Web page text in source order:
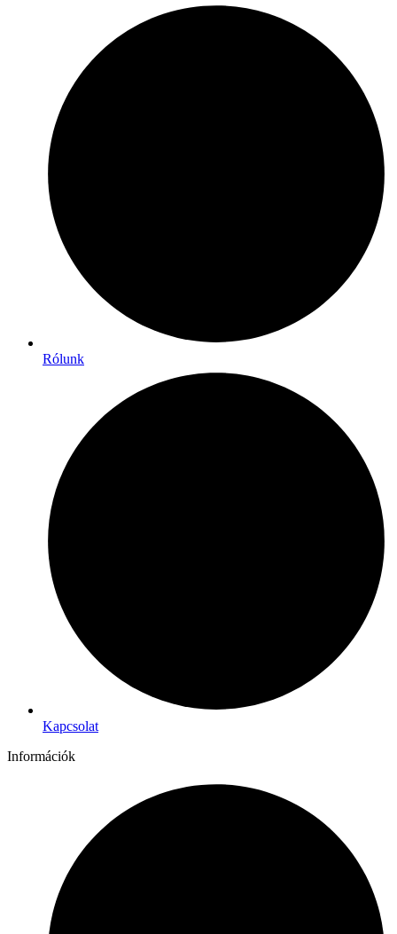
Rólunk
Kapcsolat
Információk